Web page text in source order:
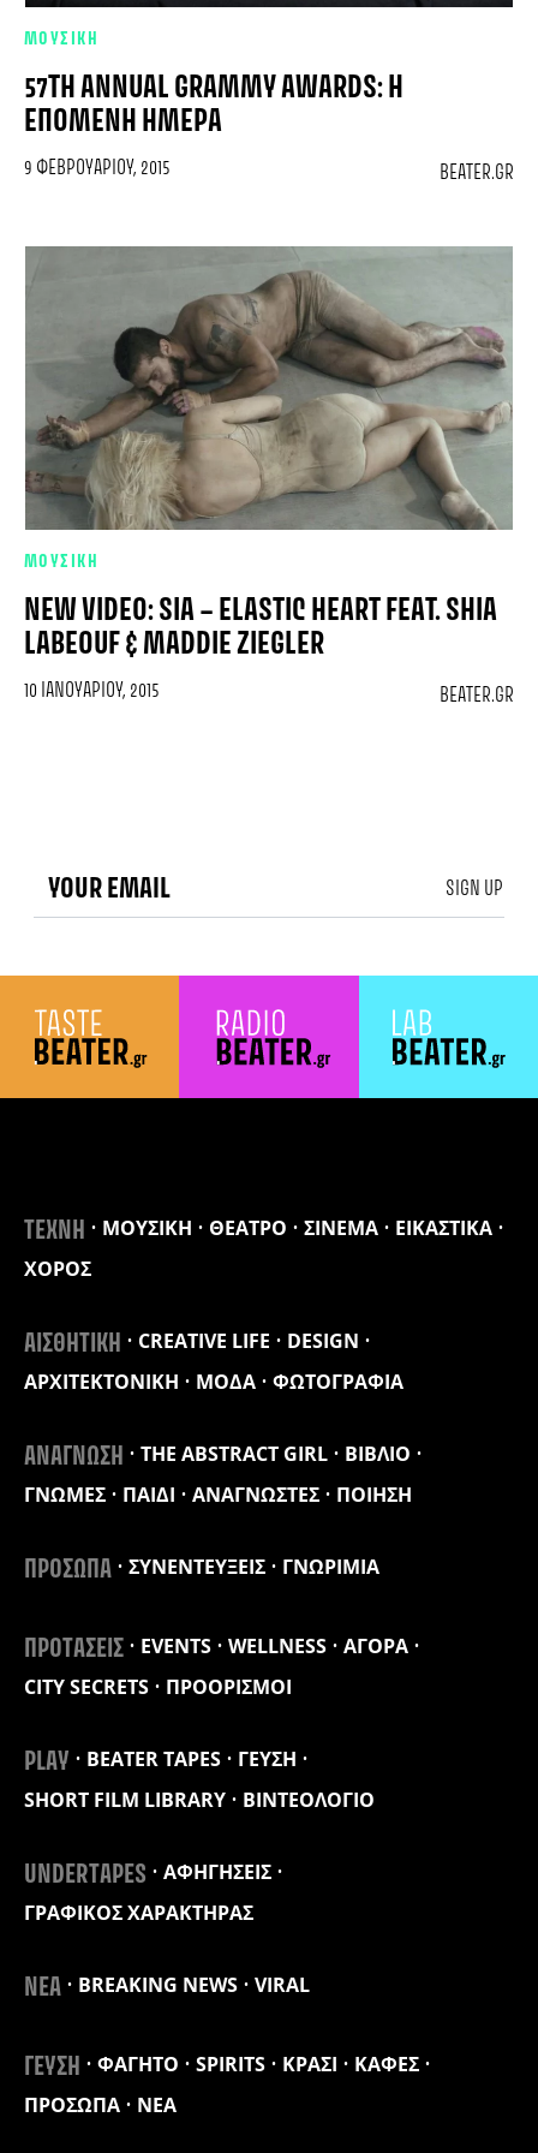
ΜΟΥΣΙΚΗ
57TH ANNUAL GRAMMY AWARDS: Η
ΕΠΌΜΕΝΗ ΗΜΈΡΑ
9 ΦΕΒΡΟΥΑΡΊΟΥ, 2015 BEATER.GR
ΜΟΥΣΙΚΗ
NEW VIDEO: SIA – ELASTIC HEART FEAT. SHIA
LABEOUF & MADDIE ZIEGLER
10 ΙΑΝΟΥΑΡΊΟΥ, 2015 BEATER.GR
ΤΕΧΝΗ ΜΟΥΣΙΚΗ ΘΕΑΤΡΟ ΣΙΝΕΜΑ
ΕΙΚΑΣΤΙΚΑ
ΧΟΡΟΣ
ΑΙΣΘΗΤΙΚΗ CREATIVE LIFE
DESIGN
ΑΡΧΙΤΕΚΤΟΝΙΚΗ
ΜΟΔΑ ΦΩΤΟΓΡΑΦΙΑ
ΑΝΑΓΝΩΣΗ THE ABSTRACT GIRL
ΒΙΒΛΙΟ
ΓΝΩΜΕΣ
ΠΑΙΔΙ ΑΝΑΓΝΩΣΤΕΣ ΠΟΙΗΣΗ
ΠΡΟΣΩΠΑ ΣΥΝΕΝΤΕΥΞΕΙΣ ΓΝΩΡΙΜΙΑ
ΠΡΟΤΑΣΕΙΣ EVENTS WELLNESS
ΑΓΟΡΑ
CITY SECRETS
ΠΡΟΟΡΙΣΜΟΙ
PLAY BEATER TAPES
ΓΕΥΣΗ
SHORT FILM LIBRARY
ΒΙΝΤΕΟΛΟΓΙΟ
UNDERTAPES
ΑΦΗΓΗΣΕΙΣ
ΓΡΑΦΙΚΟΣ ΧΑΡΑΚΤΗΡΑΣ
ΝΕΑ BREAKING NEWS VIRAL
ΓΕΥΣΗ ΦΑΓΗΤΟ SPIRITS ΚΡΑΣΙ
ΚΑΦΕΣ
ΠΡΟΣΩΠΑ
ΝΕΑ
SIGN UP